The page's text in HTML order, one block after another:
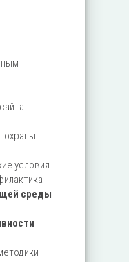
охраны
условия
среды